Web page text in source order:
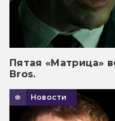
Пятая «Матрица»
Bros.
Новости